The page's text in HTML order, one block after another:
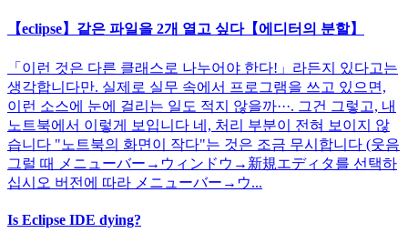
【eclipse】같은 파일을 2개 열고 싶다【에디터의 분할】
「이런 것은 다른 클래스로 나누어야 한다!」라든지 있다고는
생각합니다만. 실제로 실무 속에서 프로그램을 쓰고 있으면,
이런 소스에 눈에 걸리는 일도 적지 않을까···. 그건 그렇고, 내
노트북에서 이렇게 보입니다 네, 처리 부분이 전혀 보이지 않
습니다 "노트북의 화면이 작다"는 것은 조금 무시합니다 (웃음
그럴 때 メニューバー→ウィンドウ→新規エディタ를 선택하
십시오 버전에 따라 メニューバー→ウ...
Is Eclipse IDE dying?